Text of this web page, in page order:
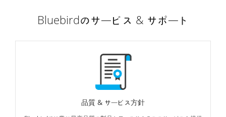
Bluebirdのサービス & サポート
品質 & サービス方針